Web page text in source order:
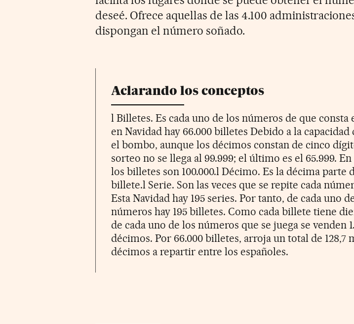
deseé. Ofrece aquellas de las 4.100
dispongan el número soñado.
Aclarando los conceptos
l Billetes. Es cada uno de los números de que consta
en Navidad hay 66.000 billetes Debido a la capacidad
el bombo, aunque los décimos constan de cinco
sorteo no se llega al 99.999; el último es el 65.999.
los billetes son 100.000.l Décimo. Es la décima parte
billete.l Serie. Son las veces que se repite cada
Esta Navidad hay 195 series. Por tanto, de cada uno
números hay 195 billetes. Como cada billete tiene
de cada uno de los números que se juega se venden
décimos. Por 66.000 billetes, arroja un total de 128,7
décimos a repartir entre los españoles.